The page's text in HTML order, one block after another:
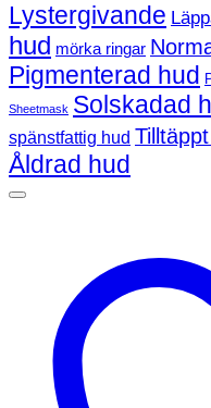
Lystergivande
hud mörka ringar
Pigmenterad hud
Sheetmask Solskadad
spänstfattig hud
Åldrad hud